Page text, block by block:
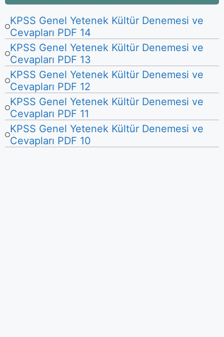
KPSS Genel Yetenek Kültür Denemesi ve
Cevapları PDF 14
KPSS Genel Yetenek Kültür Denemesi ve
Cevapları PDF 13
KPSS Genel Yetenek Kültür Denemesi ve
Cevapları PDF 12
KPSS Genel Yetenek Kültür Denemesi ve
Cevapları PDF 11
KPSS Genel Yetenek Kültür Denemesi ve
Cevapları PDF 10